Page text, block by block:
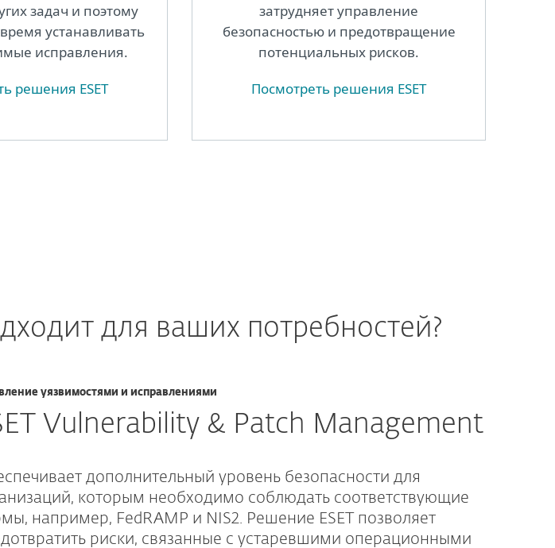
задач и поэтому
устанавливать
исправления.
решения ESET
затрудняет управление
безопасностью и предотвращение
потенциальных рисков.
Посмотреть решения ESET
для ваших потребностей?
уязвимостями и исправлениями
Vulnerability & Patch Management
дополнительный уровень безопасности для
которым необходимо соблюдать соответствующие
например, FedRAMP и NIS2. Решение ESET позволяет
риски, связанные с устаревшими операционными